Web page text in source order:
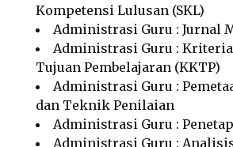
Kompetensi Lulusan (SKL)
Administrasi Guru : Jurnal
Administrasi Guru :
Tujuan Pembelajaran (KKTP)
Administrasi Guru :
dan Teknik Penilaian
Administrasi Guru :
Administrasi Guru :